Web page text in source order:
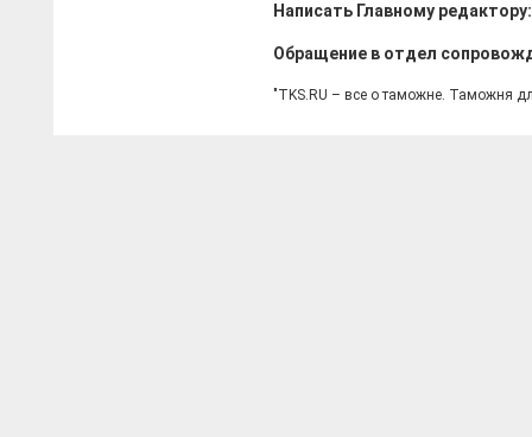
Написать Главному
Обращение в отдел
"TKS.RU – все о таможне. Таможня